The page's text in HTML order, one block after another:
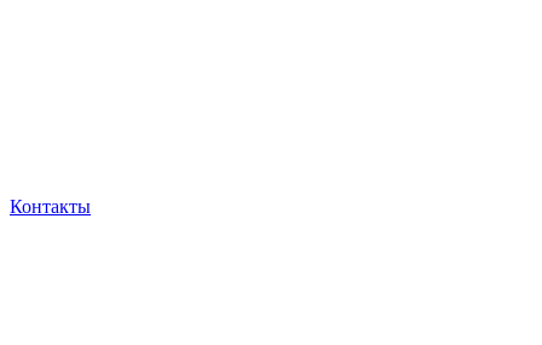
Контакты